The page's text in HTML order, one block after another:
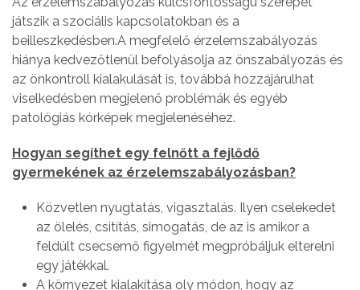
játszik a szociális kapcsolatokban és a
beilleszkedésben.A megfelelő érzelemszabályozás
hiánya kedvezőtlenül befolyásolja az önszabályozás és
az önkontroll kialakulását is, továbbá hozzájárulhat
viselkedésben megjelenő problémák és egyéb
patológiás kórképek megjelenéséhez.
Hogyan segíthet egy felnőtt a fejlődő
gyermekének az érzelemszabályozásban?
Közvetlen nyugtatás, vigasztalás. Ilyen cselekedet
az ölelés, csitítás, simogatás, de az is amikor a
feldúlt csecsemő figyelmét megpróbáljuk elterelni
egy játékkal.
A környezet kialakítása oly módon, hogy az